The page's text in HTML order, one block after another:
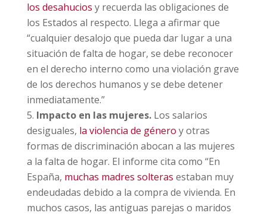
los desahucios y recuerda las obligaciones de
los Estados al respecto. Llega a afirmar que
“cualquier desalojo que pueda dar lugar a una
situación de falta de hogar, se debe reconocer
en el derecho interno como una violación grave
de los derechos humanos y se debe detener
inmediatamente.”
Impacto en las mujeres.Los salarios
desiguales, la violencia de género y otras
formas de discriminación abocan a las mujeres
a la falta de hogar. El informe cita como “En
España, muchas madres solteras estaban muy
endeudadas debido a la compra de vivienda. En
muchos casos, las antiguas parejas o maridos